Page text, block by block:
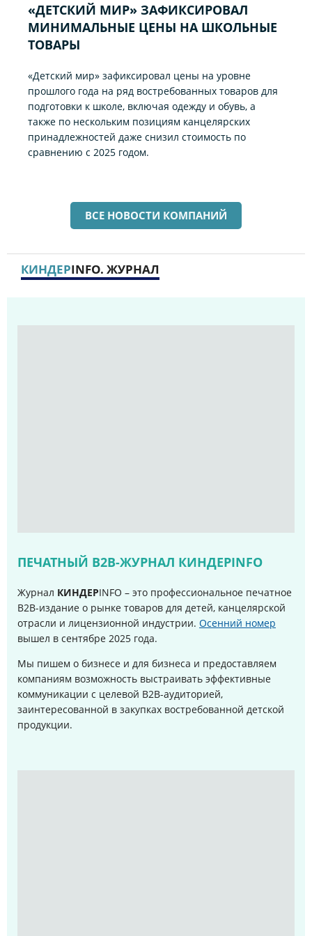
«ДЕТСКИЙ МИР» ЗАФИКСИРОВАЛ
МИНИМАЛЬНЫЕ ЦЕНЫ НА ШКОЛЬНЫЕ
ТОВАРЫ
«Детский мир» зафиксировал цены на уровне
прошлого года на ряд востребованных товаров для
подготовки к школе, включая одежду и обувь, а
также по нескольким позициям канцелярских
принадлежностей даже снизил стоимость по
сравнению с 2025 годом.
ВСЕ НОВОСТИ КОМПАНИЙ
КИНДЕРINFO. ЖУРНАЛ
ПЕЧАТНЫЙ B2B-ЖУРНАЛ КИНДЕРINFO
Журнал КИНДЕРINFO – это профессиональное печатное
B2B-издание о рынке товаров для детей, канцелярской
отрасли и лицензионной индустрии. Осенний номер
вышел в сентябре 2025 года.
Мы пишем о бизнесе и для бизнеса и предоставляем
компаниям возможность выстраивать эффективные
коммуникации с целевой B2B-аудиторией,
заинтересованной в закупках востребованной детской
продукции.